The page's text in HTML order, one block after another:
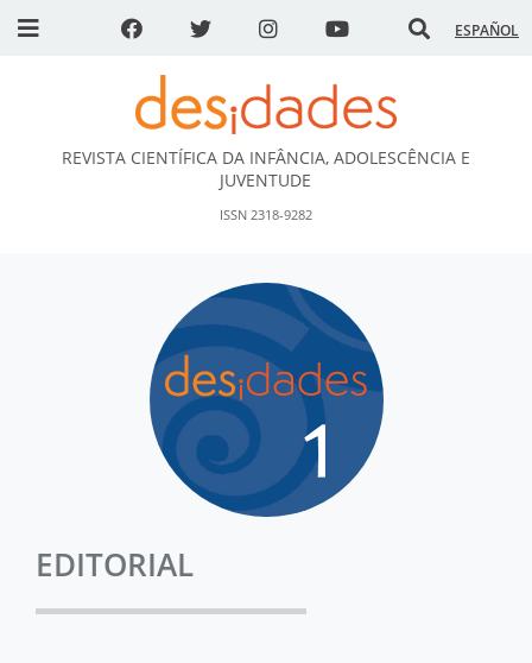
ESPAÑOL
DESidades
REVISTA CIENTÍFICA DA INFÂNCIA, ADOLESCÊNCIA E
JUVENTUDE
ISSN 2318-9282
EDITORIAL